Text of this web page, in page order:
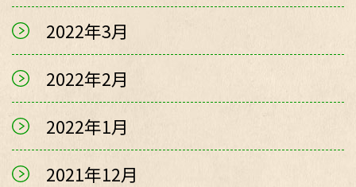
2022年3月
2022年2月
2022年1月
2021年12月